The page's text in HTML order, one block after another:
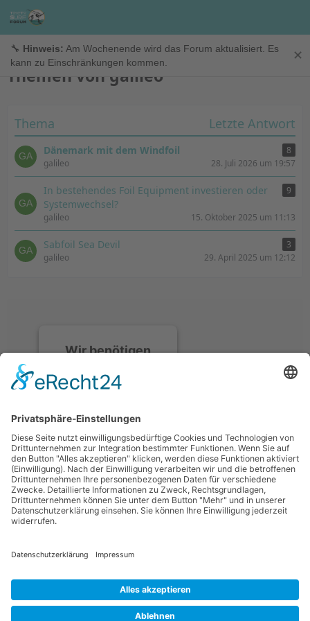
🔧 Hinweis: Am Wochenende wird das Forum aktualisiert. Es
kann zu Einschränkungen kommen.
✕
galileo
Themen von galileo
Thema Letzte Antwort
Dänemark mit dem Windfoil
8
galileo
28. Juli 2026 um 19:57
In bestehendes Foil Equipment investieren oder
Systemwechsel?
9
galileo 15. Oktober 2025 um 11:13
Sabfoil Sea Devil
3
galileo
29. April 2025 um 12:12
Wir benötigen
Zustimmung, um
Service zu laden!
Wir verwenden
Discord, um Inhalte
einzubetten. Dieser
Service kann Daten zu
Ihren Aktivitäten
sammeln. Bitte lesen
Nutzung des Service
anzuzeigen.
Mehr Informationen
Datenschutzerklärung Impressum